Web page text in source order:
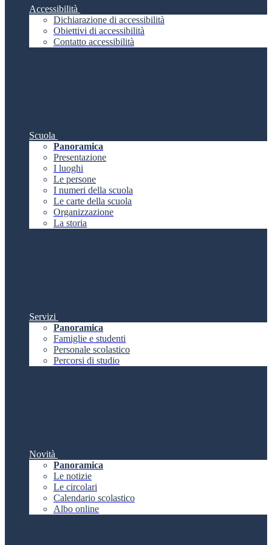
Accessibilità
Dichiarazione di accessibilità
Obiettivi di accessibilità
Contatto accessibilità
Scuola
Panoramica
Presentazione
I luoghi
Le persone
I numeri della scuola
Le carte della scuola
Organizzazione
La storia
Servizi
Panoramica
Famiglie e studenti
Personale scolastico
Percorsi di studio
Novità
Panoramica
Le notizie
Le circolari
Calendario scolastico
Albo online